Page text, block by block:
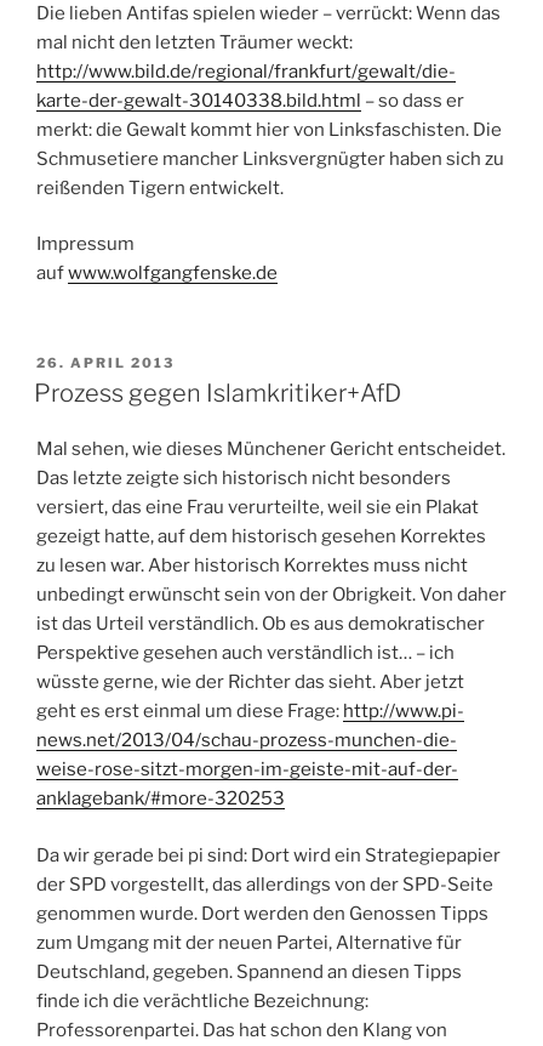
Die lieben Antifas spielen wieder – verrückt: Wenn das
mal nicht den letzten Träumer weckt:
http://www.bild.de/regional/frankfurt/gewalt/die-
karte-der-gewalt-30140338.bild.html – so dass er
merkt: die Gewalt kommt hier von Linksfaschisten. Die
Schmusetiere mancher Linksvergnügter haben sich zu
reißenden Tigern entwickelt.
Impressum
aufwww.wolfgangfenske.de
VERÖFFENTLICHT
AM
26. APRIL 2013
Prozess gegen Islamkritiker+AfD
Mal sehen, wie dieses Münchener Gericht entscheidet.
Das letzte zeigte sich historisch nicht besonders
versiert, das eine Frau verurteilte, weil sie ein Plakat
gezeigt hatte, auf dem historisch gesehen Korrektes
zu lesen war. Aber historisch Korrektes muss nicht
unbedingt erwünscht sein von der Obrigkeit. Von daher
ist das Urteil verständlich. Ob es aus demokratischer
Perspektive gesehen auch verständlich ist… – ich
wüsste gerne, wie der Richter das sieht. Aber jetzt
geht es erst einmal um diese Frage: http://www.pi-
news.net/2013/04/schau-prozess-munchen-die-
weise-rose-sitzt-morgen-im-geiste-mit-auf-der-
anklagebank/#more-320253
Da wir gerade bei pi sind: Dort wird ein Strategiepapier
der SPD vorgestellt, das allerdings von der SPD-Seite
genommen wurde. Dort werden den Genossen Tipps
zum Umgang mit der neuen Partei, Alternative für
Deutschland, gegeben. Spannend an diesen Tipps
finde ich die verächtliche Bezeichnung:
Professorenpartei. Das hat schon den Klang von